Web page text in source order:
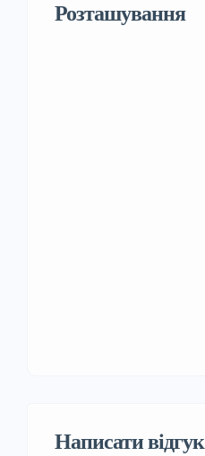
Розташування
Написати відгук